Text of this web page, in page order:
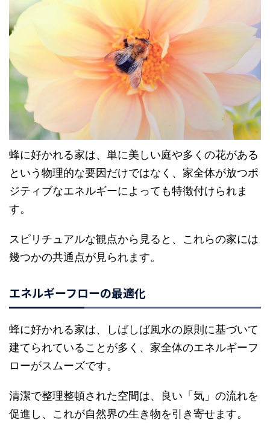
蜂に好かれる家は、単に美しい庭や多くの花がある
という物理的な要因だけではなく、家全体が放つポ
ジティブなエネルギーによっても特徴付けられま
す。
スピリチュアルな観点から見ると、これらの家には
幾つかの共通点が見られます。
エネルギーフローの最適化
蜂に好かれる家は、しばしば風水の原則に基づいて
建てられていることが多く、家全体のエネルギーフ
ローがスムーズです。
清潔で整理整頓された空間は、良い「気」の流れを
促進し、これが自然界の生き物を引き寄せます。